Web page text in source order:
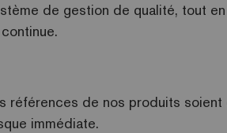
de gestion de qualité, tout
références de nos produits soient
immédiate.